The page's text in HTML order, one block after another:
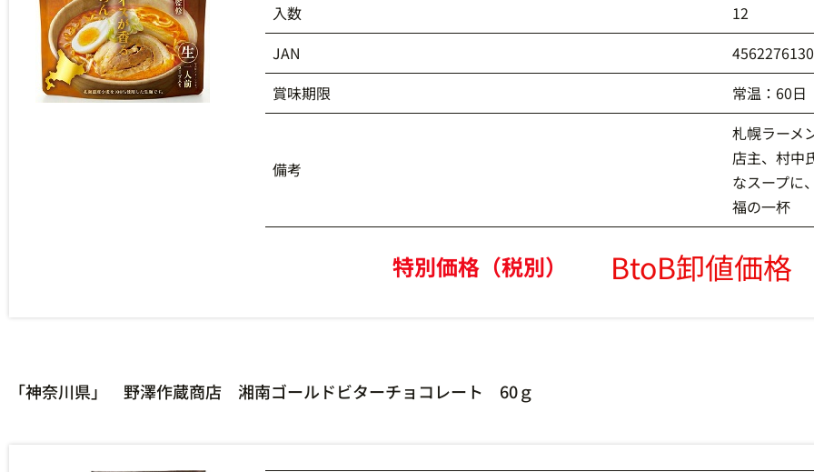
入数
12
JAN
賞味期限
常温：60日
備考
札幌ラーメ
店主、村中
なスープに
福の一杯
特別価格（税別） BtoB卸値価格
「神奈川県」 野澤作蔵商店 湘南ゴールドビターチョコレート 60ｇ